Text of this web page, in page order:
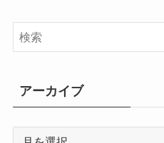
アーカイブ